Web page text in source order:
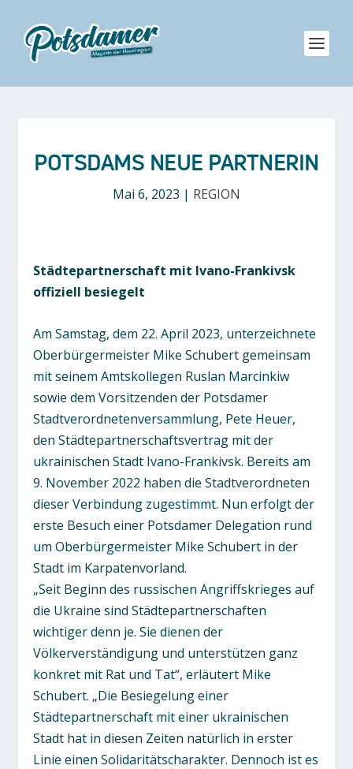
POTSDAMS NEUE PARTNERIN
Mai 6, 2023 | REGION
Städtepartnerschaft mit Ivano-Frankivsk
offiziell besiegelt
Am Samstag, dem 22. April 2023, unterzeichnete
Oberbürgermeister Mike Schubert gemeinsam
mit seinem Amtskollegen Ruslan Marcinkiw
sowie dem Vorsitzenden der Potsdamer
Stadtverordnetenversammlung, Pete Heuer,
den Städtepartnerschaftsvertrag mit der
ukrainischen Stadt Ivano-Frankivsk. Bereits am
9. November 2022 haben die Stadtverordneten
dieser Verbindung zugestimmt. Nun erfolgt der
erste Besuch einer Potsdamer Delegation rund
um Oberbürgermeister Mike Schubert in der
Stadt im Karpatenvorland.
„Seit Beginn des russischen Angriffskrieges auf
die Ukraine sind Städtepartnerschaften
wichtiger denn je. Sie dienen der
Völkerverständigung und unterstützen ganz
konkret mit Rat und Tat“, erläutert Mike
Schubert. „Die Besiegelung einer
Städtepartnerschaft mit einer ukrainischen
Stadt hat in diesen Zeiten natürlich in erster
Linie einen Solidaritätscharakter. Dennoch ist es